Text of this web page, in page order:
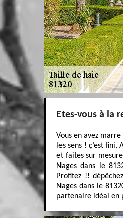
Etes-vous à la
Vous en avez
les sens ! ç’est
et faites sur
Nages dans le
Profitez !!
Nages dans le
partenaire idéal en